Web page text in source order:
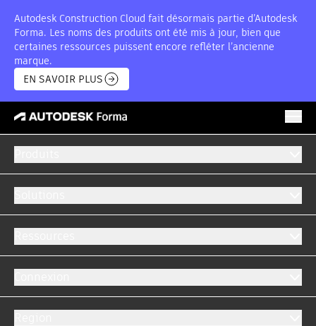
Autodesk Construction Cloud fait désormais partie d’Autodesk
Forma. Les noms des produits ont été mis à jour, bien que
certaines ressources puissent encore refléter l’ancienne
marque.
EN SAVOIR PLUS
FORMA FOR CONSTRUCTION OPERATIONSCAPACITÉS
Forma pour les Opérations de Construction
Forma pour les opérations de construction
offre un accès étendu à l’échelle du projet à
Forma Build, AutoSpecs et aux workflows de
clôture Pype, afin de maximiser la valeur et de
bénéficier de solutions avancées.